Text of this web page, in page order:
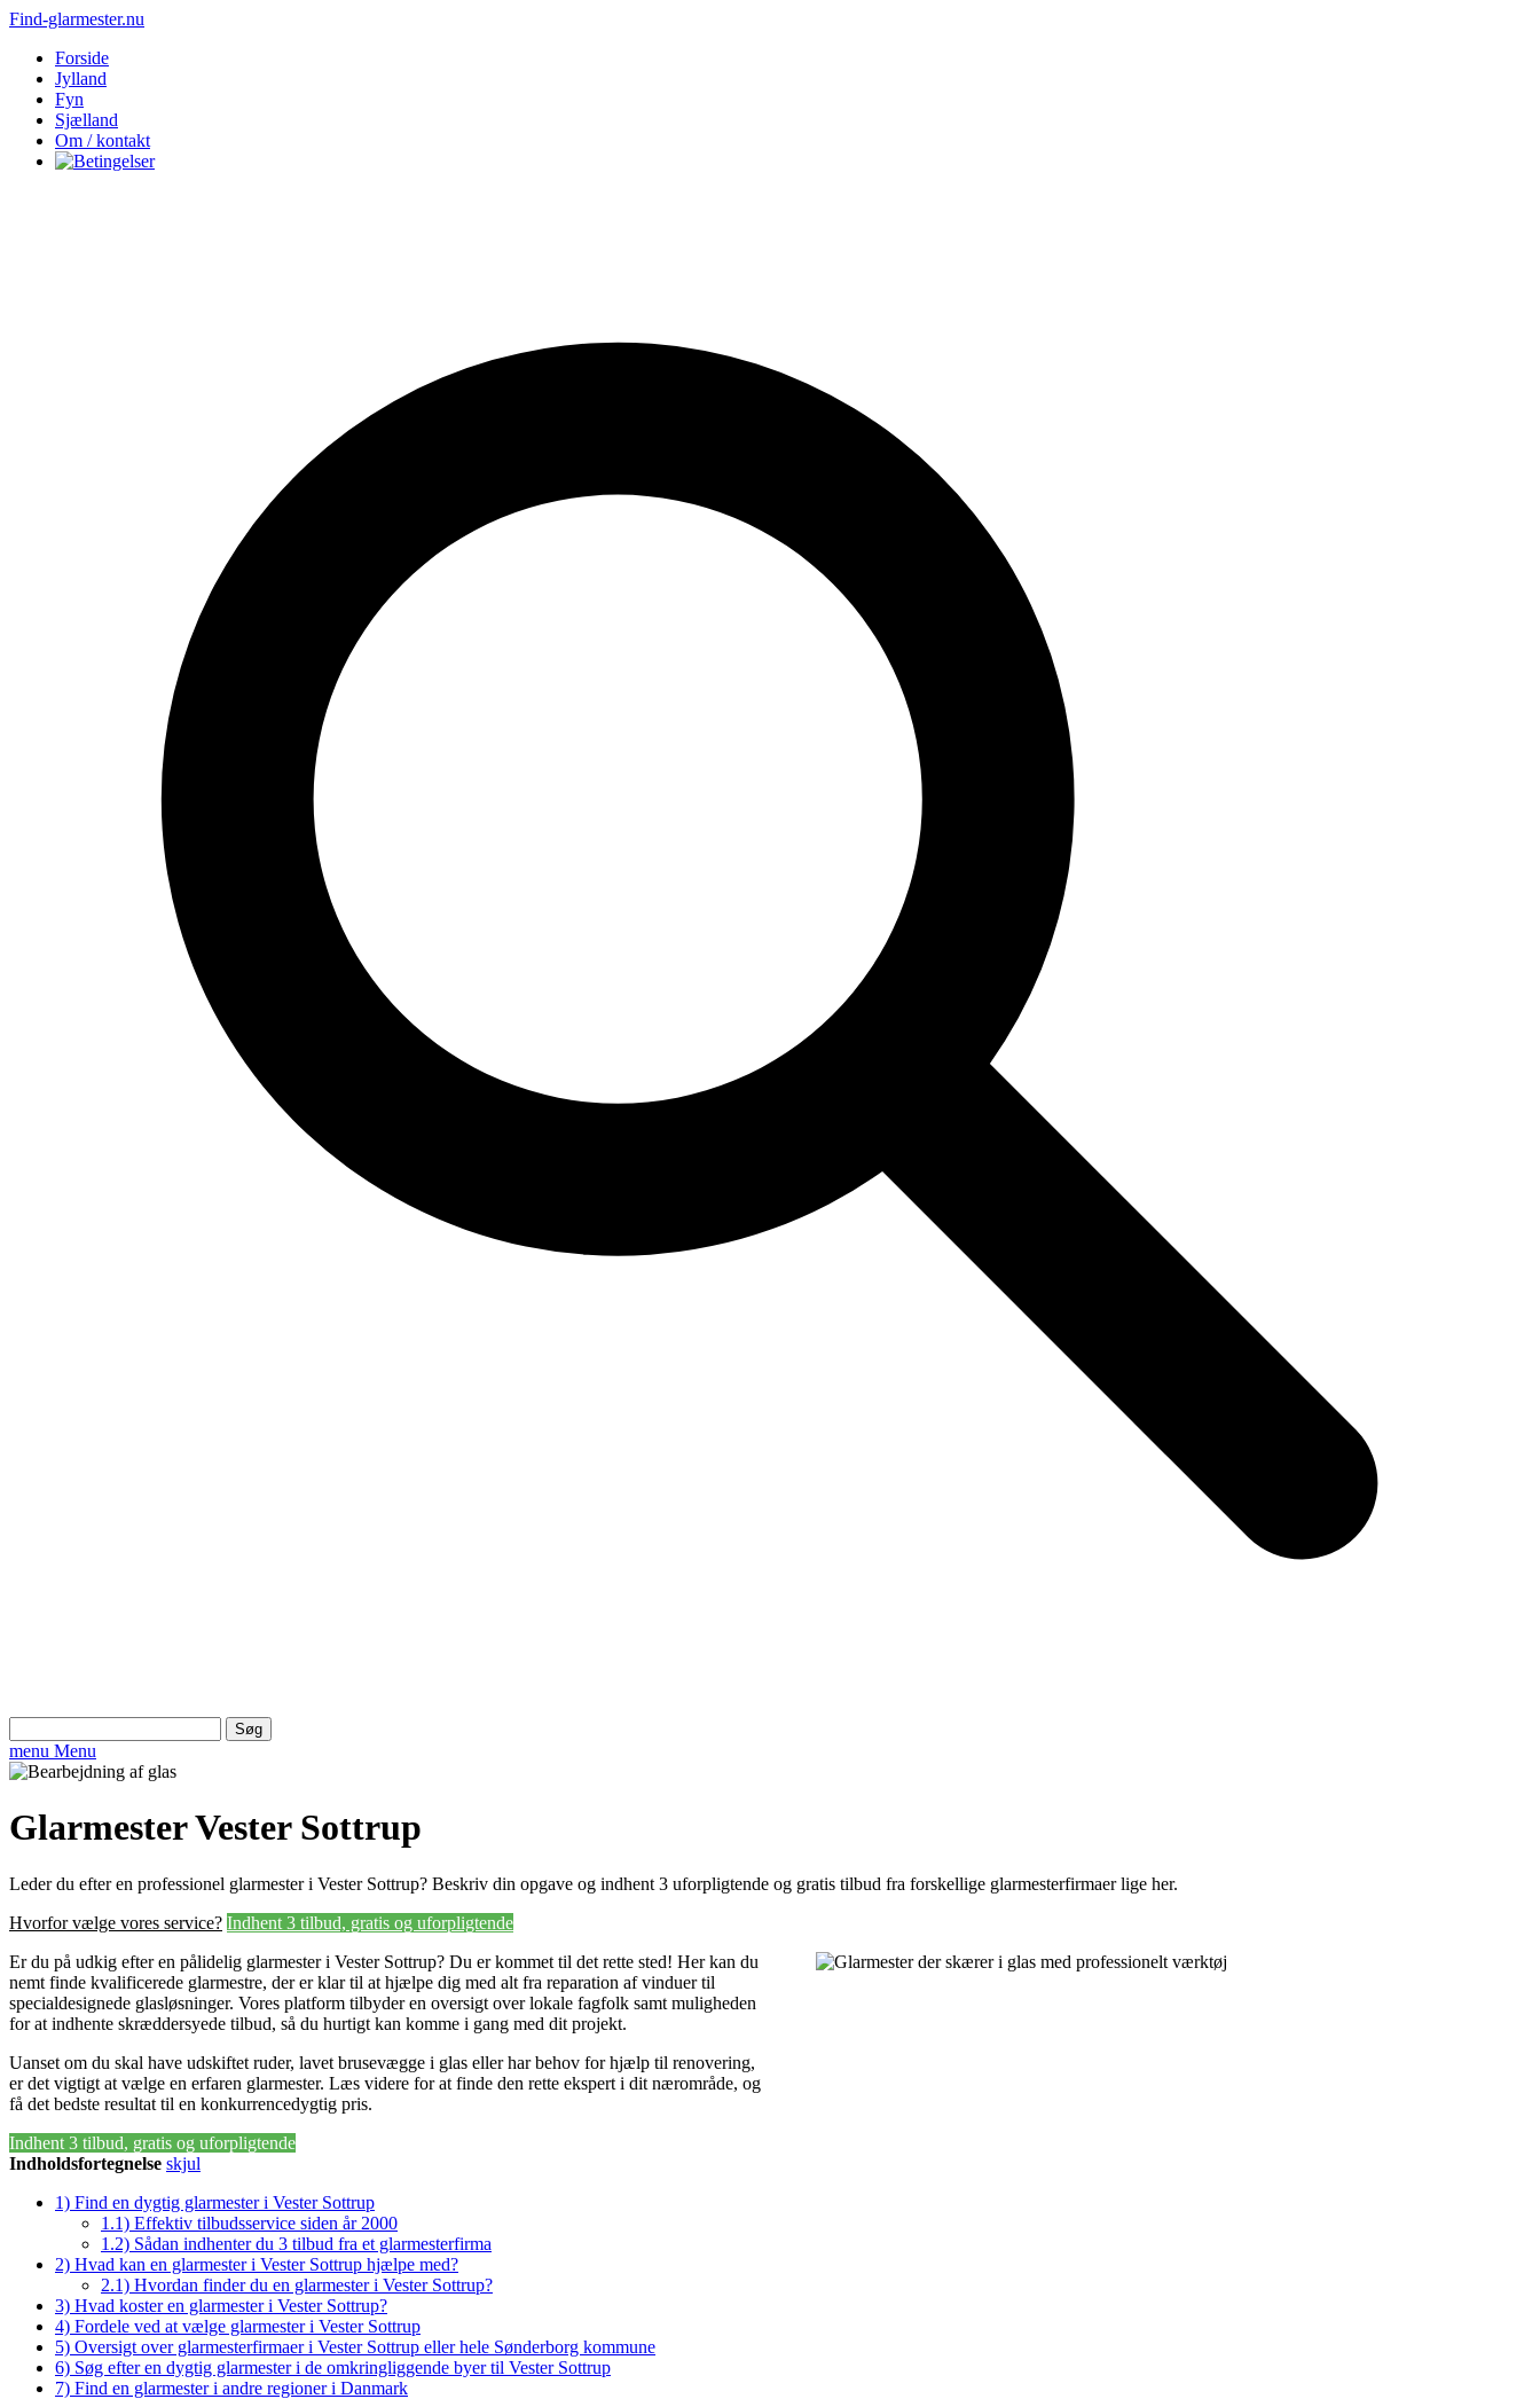
Find-glarmester.nu
Forside
Jylland
Fyn
Sjælland
Om / kontakt
efter:
menu Menu
Glarmester Vester Sottrup
Leder du efter en professionel glarmester i Vester Sottrup? Beskriv din opgave og indhent 3 uforpligtende og gratis tilbud fra forskellige glarmesterfirmaer lige her.
Hvorfor vælge vores service? Indhent 3 tilbud, gratis og uforpligtende
Er du på udkig efter en pålidelig glarmester i Vester Sottrup? Du er kommet til det rette sted! Her kan du
nemt finde kvalificerede glarmestre, der er klar til at hjælpe dig med alt fra reparation af vinduer til
specialdesignede glasløsninger. Vores platform tilbyder en oversigt over lokale fagfolk samt muligheden
for at indhente skræddersyede tilbud, så du hurtigt kan komme i gang med dit projekt.
Uanset om du skal have udskiftet ruder, lavet brusevægge i glas eller har behov for hjælp til renovering,
er det vigtigt at vælge en erfaren glarmester. Læs videre for at finde den rette ekspert i dit nærområde, og
få det bedste resultat til en konkurrencedygtig pris.
Indhent 3 tilbud, gratis og uforpligtende
Indholdsfortegnelse skjul
1) Find en dygtig glarmester i Vester Sottrup
1.1) Effektiv tilbudsservice siden år 2000
1.2) Sådan indhenter du 3 tilbud fra et glarmesterfirma
2) Hvad kan en glarmester i Vester Sottrup hjælpe med?
2.1) Hvordan finder du en glarmester i Vester Sottrup?
3) Hvad koster en glarmester i Vester Sottrup?
4) Fordele ved at vælge glarmester i Vester Sottrup
5) Oversigt over glarmesterfirmaer i Vester Sottrup eller hele Sønderborg kommune
6) Søg efter en dygtig glarmester i de omkringliggende byer til Vester Sottrup
7) Find en glarmester i andre regioner i Danmark